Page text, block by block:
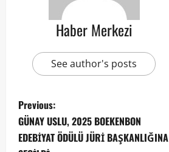
Haber Merkezi
See author's posts
Previous:
GÜNAY USLU, 2025 BOEKENBON
EDEBİYAT ÖDÜLÜ JÜRİ BAŞKANLIĞINA